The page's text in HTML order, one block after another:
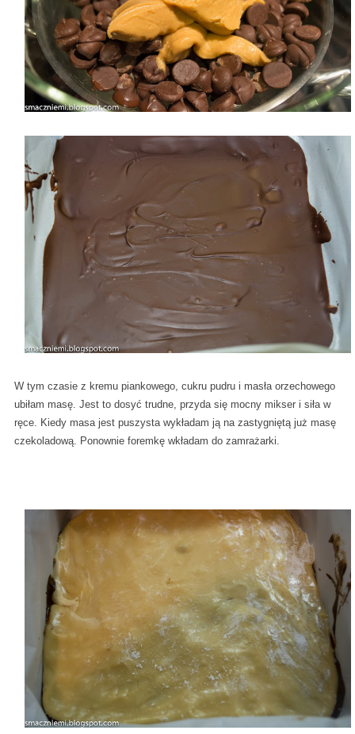
W tym czasie z kremu piankowego, cukru pudru i masła orzechowego
ubiłam masę. Jest to dosyć trudne, przyda się mocny mikser i siła w
ręce. Kiedy masa jest puszysta wykładam ją na zastygniętą już masę
czekoladową. Ponownie foremkę wkładam do zamrażarki.